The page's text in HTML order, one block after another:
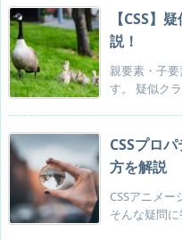
【CSS】
説！
親要素・子
す。 疑似ク
CSSプロ
方を解説
CSSアニメ
そんな疑問に